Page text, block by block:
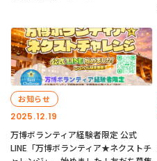
2025.12.19
お知らせ
万博ボランティア経験者限定 公式
LINE「万博ボランティア★ネクストチ